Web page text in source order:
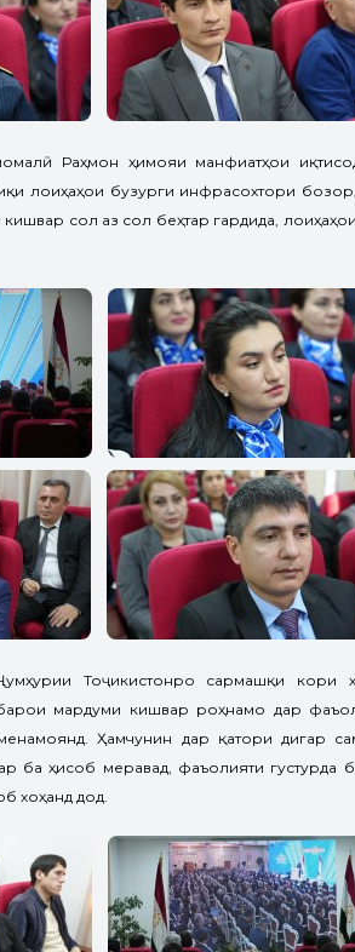
Раҳмон ҳимояи манфиатҳои
лоиҳаҳои бузурги инфрасохтори
сол аз сол беҳтар гардида,
Тоҷикистонро сармашқи кори
мардуми кишвар роҳнамо дар
Ҳамчунин дар қатори дигар
ба ҳисоб меравад, фаъолияти густурда
хоҳанд дод.